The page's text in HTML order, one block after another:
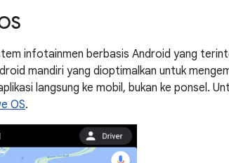
infotainmen berbasis Android yang
mandiri yang dioptimalkan untuk
langsung ke mobil, bukan ke ponsel.
OS.